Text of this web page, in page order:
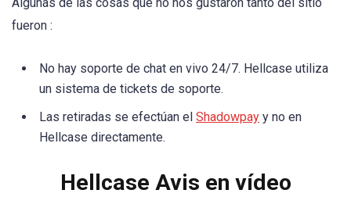
fueron :
No hay soporte de chat en vivo 24/7. Hellcase utiliza
un sistema de tickets de soporte.
Las retiradas se efectúan el Shadowpay y no en
Hellcase directamente.
Hellcase Avis en vídeo